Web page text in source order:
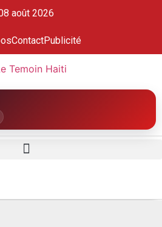
août 2026
ContactPublicité